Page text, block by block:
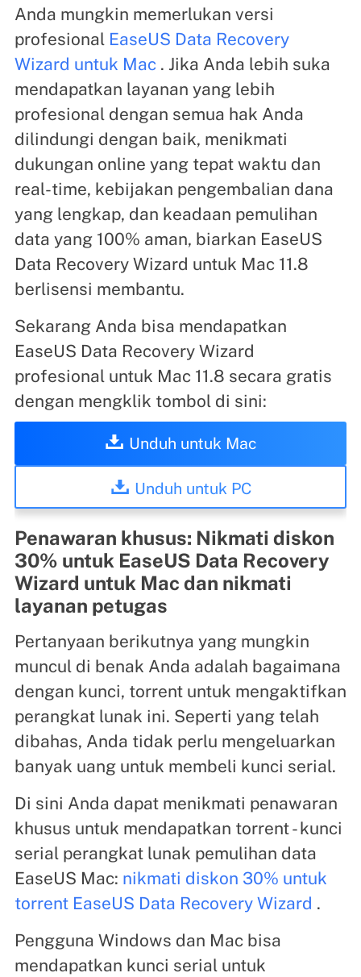
Anda mungkin memerlukan versi
profesional EaseUS Data Recovery
Wizard untuk Mac. Jika Anda lebih suka
mendapatkan layanan yang lebih
profesional dengan semua hak Anda
dilindungi dengan baik, menikmati
dukungan online yang tepat waktu dan
real-time, kebijakan pengembalian dana
yang lengkap, dan keadaan pemulihan
data yang 100% aman, biarkan EaseUS
Data Recovery Wizard untuk Mac 11.8
berlisensi membantu.
Sekarang Anda bisa mendapatkan
EaseUS Data Recovery Wizard
profesional untuk Mac 11.8 secara gratis
dengan mengklik tombol di sini:
Unduh untuk Mac
Unduh untuk PC
Penawaran khusus: Nikmati diskon
30% untuk EaseUS Data Recovery
Wizard untuk Mac dan nikmati
layanan petugas
Pertanyaan berikutnya yang mungkin
muncul di benak Anda adalah bagaimana
dengan kunci, torrent untuk mengaktifkan
perangkat lunak ini. Seperti yang telah
dibahas, Anda tidak perlu mengeluarkan
banyak uang untuk membeli kunci serial.
Di sini Anda dapat menikmati penawaran
khusus untuk mendapatkan torrent - kunci
serial perangkat lunak pemulihan data
EaseUS Mac: nikmati diskon 30% untuk
torrent EaseUS Data Recovery Wizard .
Pengguna Windows dan Mac bisa
mendapatkan kunci serial untuk